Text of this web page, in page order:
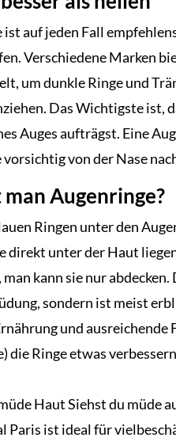
ist auf jeden Fall
Verschiedene Marken
um dunkle Ringe und
Das Wichtigste ist,
Auges aufträgst. Eine
von der Nase
Augenringe?
Ringen unter den
direkt unter der Haut
man kann sie nur
sondern ist meist
und
die Ringe etwas
Haut Siehst du müde
Paris ist ideal für